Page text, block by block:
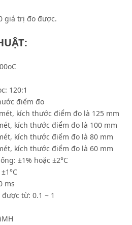
giá trị đo được.
oC
120:1
điểm đo
kích thước điểm đo là 125 mm
điểm đo là 100 mm
điểm đo là 80 mm
điểm đo là 60 mm
±1% hoặc ±2°C
ms
từ: 0.1 ~ 1